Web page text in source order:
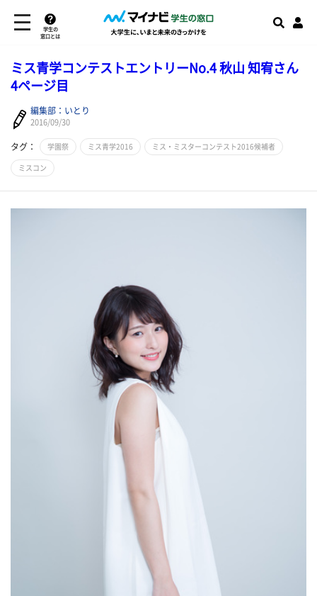
学生の
窓口とは
ミス青学コンテストエントリーNo.4 秋山 知宥さん
4ページ目
編集部：いとり
2016/09/30
タグ： 学園祭 ミス青学2016 ミス・ミスターコンテスト2016候補者
ミスコン